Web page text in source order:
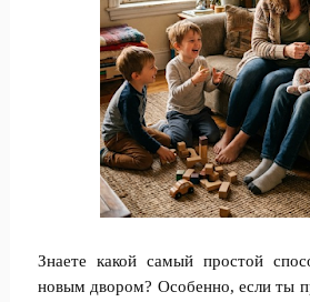
Знаете какой самый простой
новым двором? Особенно, если ты